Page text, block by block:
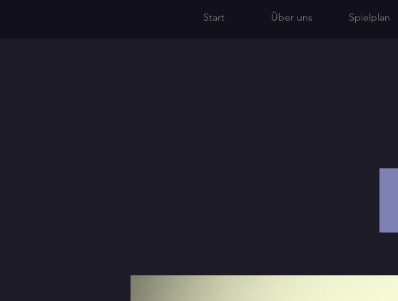
Start Über uns Spielplan